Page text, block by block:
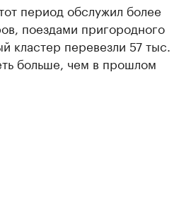
период обслужил более
поездами пригородного
кластер перевезли 57 тыс.
больше, чем в прошлом